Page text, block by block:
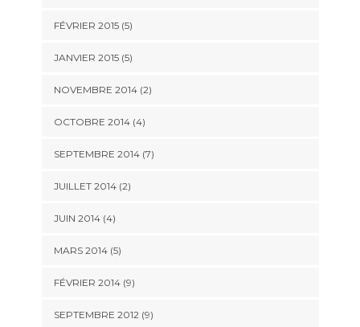
FÉVRIER 2015 (5)
JANVIER 2015 (5)
NOVEMBRE 2014 (2)
OCTOBRE 2014 (4)
SEPTEMBRE 2014 (7)
JUILLET 2014 (2)
JUIN 2014 (4)
MARS 2014 (5)
FÉVRIER 2014 (9)
SEPTEMBRE 2012 (9)